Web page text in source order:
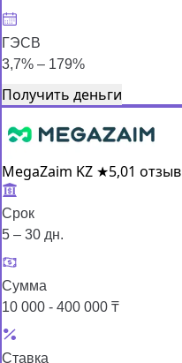
ГЭСВ
3,7% – 179%
Получить деньги
MegaZaim KZ ★5,01 отзыв
Срок
5 – 30 дн.
Сумма
10 000 - 400 000 ₸
Ставка